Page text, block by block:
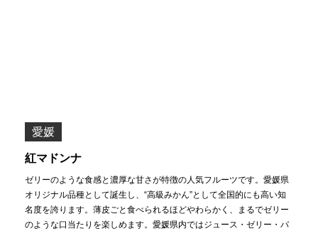
愛媛
紅マドンナ
ゼリーのような食感と濃厚な甘さが特徴の人気フルーツです。愛媛県
オリジナル品種として誕生し、“高級みかん”として全国的にも高い知
名度を誇ります。薄皮ごと食べられるほどやわらかく、まるでゼリー
のような口当たりを楽しめます。愛媛県内ではジュース・ゼリー・パ